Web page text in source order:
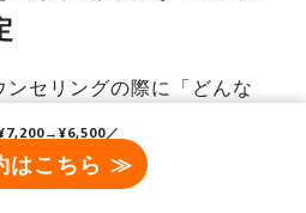
セリングの際に「どんな
の写真を持参すること。芸
ー、雑誌のモデルなど、
／
はこちら ≫